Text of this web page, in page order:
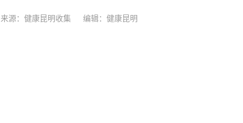
来源：健康昆明收集 编辑：健康昆明